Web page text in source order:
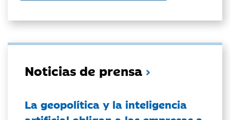
Noticias de prensa
La geopolítica y la inteligencia